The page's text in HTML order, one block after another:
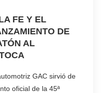
FE Y EL
DE
AL
GAC sirvió de
oficial de la 45ª